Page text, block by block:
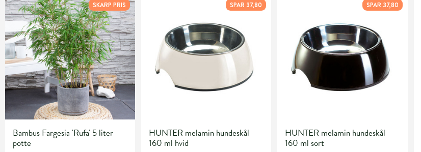
SKARP PRIS
Bambus Fargesia 'Rufa' 5 liter
potte
SPAR 37,80
HUNTER melamin hundeskål
160 ml hvid
SPAR 37,80
HUNTER melamin hundeskål
160 ml sort